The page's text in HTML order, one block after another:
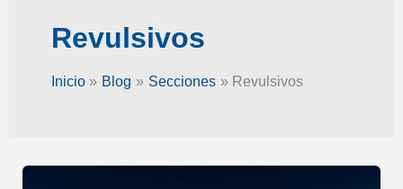
Revulsivos
Inicio Blog Secciones Revulsivos